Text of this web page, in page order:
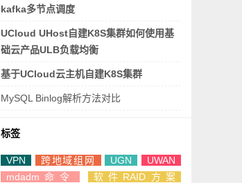
kafka多节点调度
UCloud UHost自建K8S集群如何使用基
础云产品ULB负载均衡
基于UCloud云主机自建K8S集群
MySQL Binlog解析方法对比
标签
VPN 跨地域组网 UGN
UWAN
mdadm命令
软件RAID方案